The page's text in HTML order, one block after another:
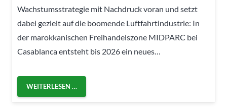
Wachstumsstrategie mit Nachdruck voran und setzt
dabei gezielt auf die boomende Luftfahrtindustrie: In
der marokkanischen Freihandelszone MIDPARC bei
Casablanca entsteht bis 2026 ein neues…
WEITERLESEN …